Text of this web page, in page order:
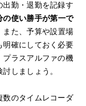
出勤・退勤を記録す
の使い勝手が第一で
また、予算や設置場
明確にしておく必要
プラスアルファの機
しましょう。
数のタイムレコーダ